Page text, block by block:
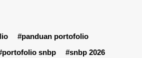
#panduan portofolio
snbp
#snbp 2026